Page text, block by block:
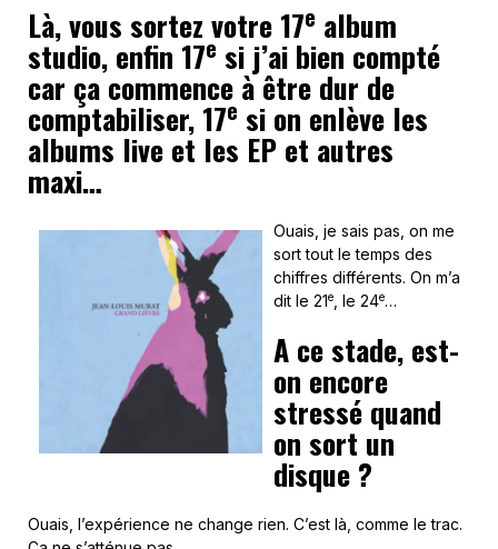
Là, vous sortez votre 17e album
studio, enfin 17e si j’ai bien compté
car ça commence à être dur de
comptabiliser, 17e si on enlève les
albums live et les EP et autres
maxi…
Ouais, je sais pas, on me
sort tout le temps des
chiffres différents. On m’a
dit le 21e , le 24e…
A ce stade, est-
on encore
stressé quand
on sort un
disque ?
Ouais, l’expérience ne change rien. C’est là, comme le trac.